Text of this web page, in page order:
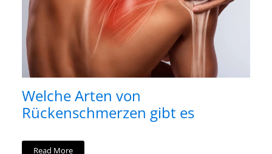
Welche Arten von
Rückenschmerzen gibt es
Read More